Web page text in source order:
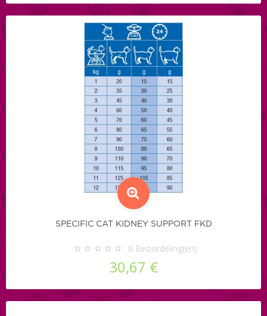
SPECIFIC CAT KIDNEY SUPPORT FKD
0 Beoordeling(en)
30,67 €